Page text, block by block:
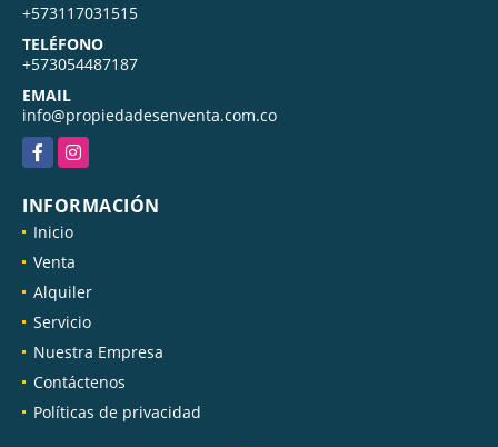
+573117031515
TELÉFONO
+573054487187
EMAIL
info@propiedadesenventa.com.co
FacebookInstagram
INFORMACIÓN
Inicio
Venta
Alquiler
Servicio
Nuestra Empresa
Contáctenos
Políticas de privacidad